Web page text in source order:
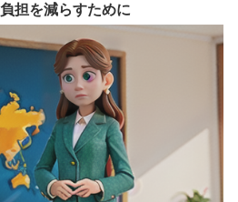
担を減らすために